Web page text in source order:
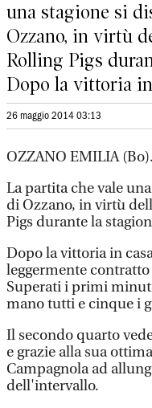
una stagione si
Ozzano, in virtù
Rolling Pigs
Dopo la vittoria
26 maggio 2014 03:13
OZZANO EMILIA (Bo).
La partita che vale
di Ozzano, in virtù
Pigs durante la
Dopo la vittoria in
leggermente
Superati i primi
mano tutti e cinque i
Il secondo quarto
e grazie alla sua
Campagnola ad
dell'intervallo.